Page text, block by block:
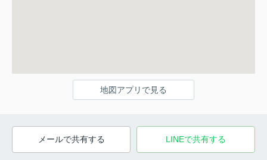
地図アプリで見る
メールで共有する LINEで共有する